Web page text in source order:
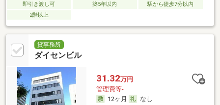
即引き渡し可 築5年以内
駅から徒歩7分以内
2階以上
貸事務所
ダイセンビル
31.32万円
管理費等-
12ヶ月
なし